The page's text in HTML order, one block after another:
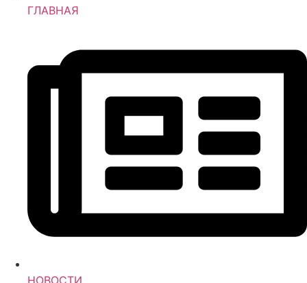
ГЛАВНАЯ
НОВОСТИ